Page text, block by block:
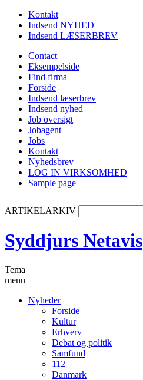
Kontakt
Indsend NYHED
Indsend LÆSERBREV
Contact
Eksempelside
Find firma
Forside
Indsend læserbrev
Indsend nyhed
Job oversigt
Jobagent
Jobs
Kontakt
Nyhedsbrev
LOG IN VIRKSOMHED
Sample page
ARTIKELARKIV
Syddjurs Netavis
Tema
menu
Nyheder
Forside
Kultur
Erhverv
Debat og politik
Samfund
112
Danmark